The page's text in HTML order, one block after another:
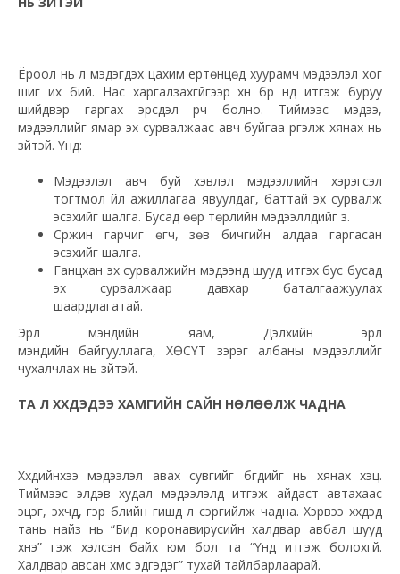
Ёроол нь үл мэдэгдэх цахим ертөнцөд хуурамч мэдээлэл хог
шиг их бий. Нас харгалзахгүйгээр хүн бүр үүнд итгэж буруу
шийдвэр гаргах эрсдэл үүрч болно. Тиймээс мэдээ,
мэдээллийг ямар эх сурвалжаас авч буйгаа үргэлж хянах нь
зүйтэй. Үүнд:
Мэдээлэл авч буй хэвлэл мэдээллийн хэрэгсэл
тогтмол үйл ажиллагаа явуулдаг, баттай эх сурвалж
эсэхийг шалга. Бусад өөр төрлийн мэдээллүүдийг үз.
Сүржин гарчиг өгч, зөв бичгийн алдаа гаргасан
эсэхийг шалга.
Ганцхан эх сурвалжийн мэдээнд шууд итгэх бус бусад
эх сурвалжаар давхар баталгаажуулах
шаардлагатай.
Эрүүл мэндийн яам, Дэлхийн эрүүл
мэндийн байгууллага, ХӨСҮТ зэрэг албаны мэдээллийг
чухалчлах нь зүйтэй.
ТА Л ХҮҮХДЭДЭЭ ХАМГИЙН САЙН НӨЛӨӨЛЖ ЧАДНА
Хүүхдийнхээ мэдээлэл авах сувгийг бүгдийг нь хянах хэцүү.
Тиймээс элдэв худал мэдээлэлд итгэж айдаст автахаас
эцэг, эхчүүд, гэр бүлийн гишүүд л сэргийлж чадна. Хэрвээ хүүхдэд
тань найз нь “Бид коронавирусийн халдвар авбал шууд
үхнэ” гэж хэлсэн байх юм бол та “Үүнд итгэж болохгүй.
Халдвар авсан хүмүүс эдгэдэг” тухай тайлбарлаарай.